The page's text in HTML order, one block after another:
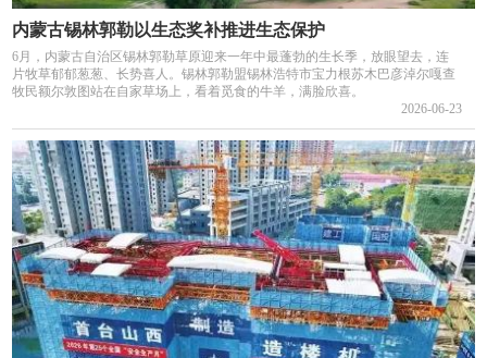
内蒙古锡林郭勒以生态奖补推进生态保护
6月，内蒙古自治区锡林郭勒草原迎来一年中最蓬勃的生长季，放眼望去，连
片牧草郁郁葱葱、长势喜人。锡林郭勒盟锡林浩特市宝力根苏木巴彦淖尔嘎查
牧民额尔敦图站在自家草场上，看着觅食的牛羊，满脸欣喜。
2026-06-23